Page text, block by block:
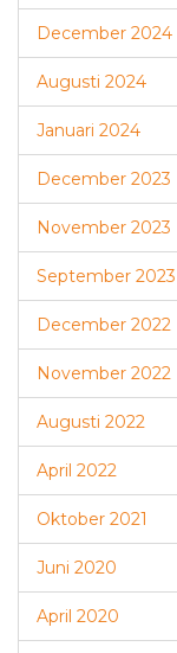
December 2024
Augusti 2024
Januari 2024
December 2023
November 2023
September 2023
December 2022
November 2022
Augusti 2022
April 2022
Oktober 2021
Juni 2020
April 2020